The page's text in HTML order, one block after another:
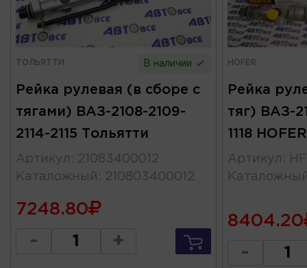
ТОЛЬЯТТИ В наличии
Рейка рулевая (в сборе с
тягами) ВАЗ-2108-2109-
2114-2115 Тольятти
Артикул : 21083400012
Каталожный : 210803400012
7248.80
- +
HOFER
Рейка
тяг) ВАЗ-
1118 HOFER
Артикул :
8404.20
-